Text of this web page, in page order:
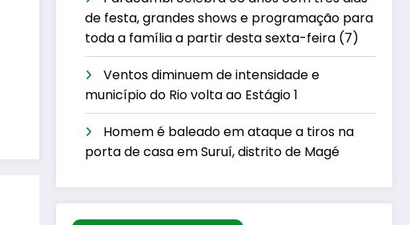
de festa, grandes shows e programação para
toda a família a partir desta sexta-feira (7)
Ventos diminuem de intensidade e
município do Rio volta ao Estágio 1
Homem é baleado em ataque a tiros na
porta de casa em Suruí, distrito de Magé